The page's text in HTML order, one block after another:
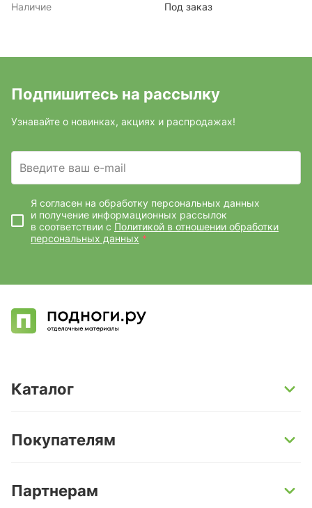
Наличие Под заказ
Подпишитесь на рассылку
Узнавайте о новинках, акциях и распродажах!
Введите ваш e-mail
Я согласен на обработку персональных данных
и получение информационных рассылок
в соответствии с Политикой в отношении обработки
персональных данных *
Каталог
Кварц-винил и LVT-плитка
Ламинат
Покупателям
Условия доставки
Партнерам